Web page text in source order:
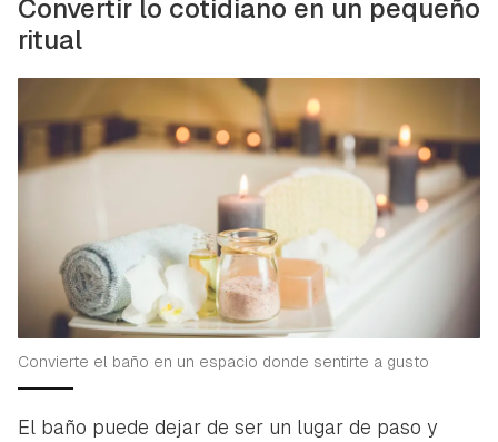
Convertir lo cotidiano en un pequeño
ritual
Convierte el baño en un espacio donde sentirte a gusto
El baño puede dejar de ser un lugar de paso y